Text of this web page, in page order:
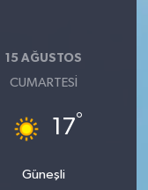
15 AĞUSTOS
CUMARTESI
17°
Güneşli